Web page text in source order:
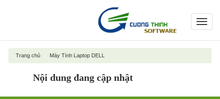
Trang chủ Máy Tính Laptop DELL
Nội dung đang cập nhật